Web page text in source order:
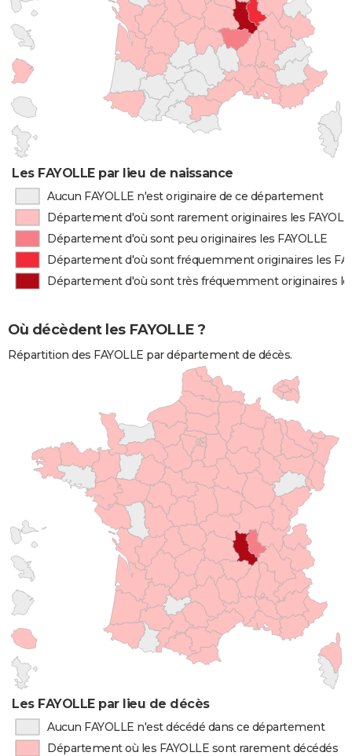
Les FAYOLLE par lieu de naissance
Aucun FAYOLLE n'est originaire de ce département
Département d'où sont rarement originaires les
Département d'où sont peu originaires les FAYOLLE
Département d'où sont fréquemment originaires les
Département d'où sont très fréquemment originaires
Où décèdent les FAYOLLE ?
Répartition des FAYOLLE par département de décès.
Les FAYOLLE par lieu de décès
Aucun FAYOLLE n'est décédé dans ce département
Département où les FAYOLLE sont rarement décédés